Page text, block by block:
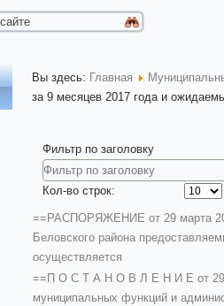
Вы здесь: Главная
за 9 месяцев 2017 года и
Фильтр по заголовку
Кол-во строк:
==РАСПОРЯЖЕНИЕ от 29 марта
Беловского района
осуществляется
==П О С Т А Н О В Л Е Н И Е от 29
муниципальных функций и